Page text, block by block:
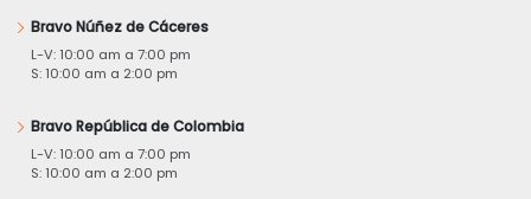
Bravo Núñez de Cáceres
L-V: 10:00 am a 7:00 pm
S: 10:00 am a 2:00 pm
Bravo República de Colombia
L-V: 10:00 am a 7:00 pm
S: 10:00 am a 2:00 pm